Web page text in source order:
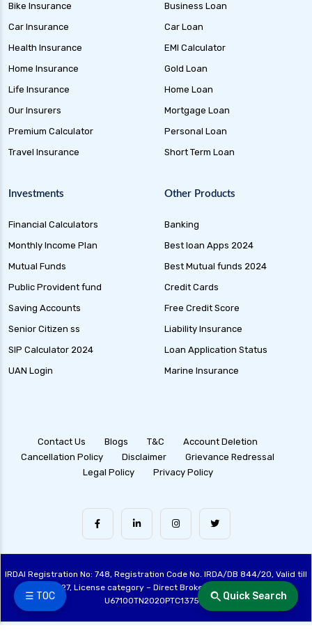
☰ TOC Quick Search
Bike Insurance
Car Insurance
Health Insurance
Home Insurance
Life Insurance
Our Insurers
Premium Calculator
Travel Insurance
Business Loan
Car Loan
EMI Calculator
Gold Loan
Home Loan
Mortgage Loan
Personal Loan
Short Term Loan
Investments
Financial Calculators
Monthly Income Plan
Mutual Funds
Public Provident fund
Saving Accounts
Senior Citizen ss
SIP Calculator 2024
UAN Login
Other Products
Banking
Best loan Apps 2024
Best Mutual funds 2024
Credit Cards
Free Credit Score
Liability Insurance
Loan Application Status
Marine Insurance
Contact Us Blogs T&C
Account Deletion
Cancellation Policy
Disclaimer
Grievance Redressal
Legal Policy
Privacy Policy
IRDAI Registration No: 748, Registration Code No. IRDA/DB 844/20, Valid till
28/06/2027, License category – Direct Broker (Life & General), CIN:
U67100TN2020PTC137515